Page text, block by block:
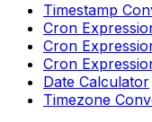
Timestamp
Cron
Cron
Cron
Date Calculator
Timezone